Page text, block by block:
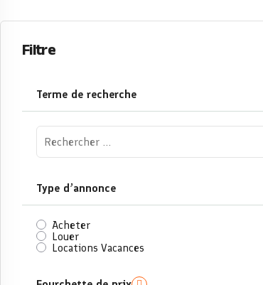
Filtre
Terme de recherche
Type d’annonce
Acheter
Louer
Locations Vacances